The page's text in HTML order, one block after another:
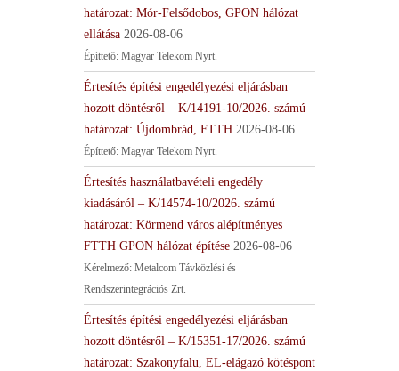
határozat: Mór-Felsődobos, GPON hálózat
ellátása 2026-08-06
Építtető: Magyar Telekom Nyrt.
Értesítés építési engedélyezési eljárásban
hozott döntésről – K/14191-10/2026. számú
határozat: Újdombrád, FTTH 2026-08-06
Építtető: Magyar Telekom Nyrt.
Értesítés használatbavételi engedély
kiadásáról – K/14574-10/2026. számú
határozat: Körmend város alépítményes
FTTH GPON hálózat építése 2026-08-06
Kérelmező: Metalcom Távközlési és
Rendszerintegrációs Zrt.
Értesítés építési engedélyezési eljárásban
hozott döntésről – K/15351-17/2026. számú
határozat: Szakonyfalu, EL-elágazó kötéspont